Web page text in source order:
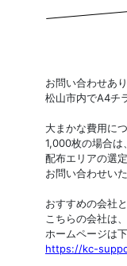
お問い合わせあ
松山市内でA4チ
大まかな費用に
1,000枚の場合は
配布エリアの選
お問い合わせい
おすすめの会社
こちらの会社は
ホームページは
https://kc-